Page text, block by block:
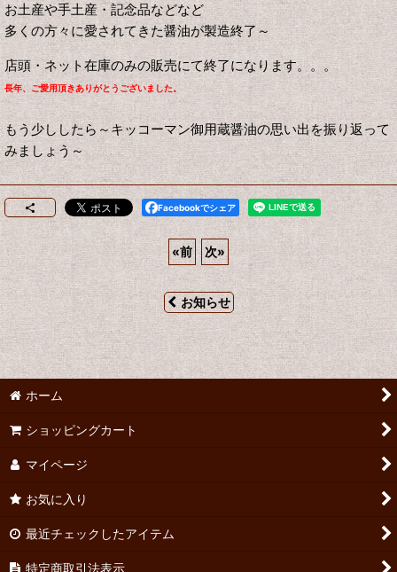
お土産や手土産・記念品などなど
多くの方々に愛されてきた醤油が製造終了～
店頭・ネット在庫のみの販売にて終了になります。。。
長年、ご愛用頂きありがとうございました。
もう少ししたら～キッコーマン御用蔵醤油の思い出を振り返って
みましょう～
Facebookでシェア
«前 次»
お知らせ
ホーム
ショッピングカート
マイページ
お気に入り
最近チェックしたアイテム
特定商取引法表示